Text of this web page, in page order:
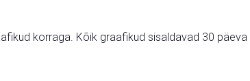
korraga. Kõik graafikud sisaldavad 30 päeva